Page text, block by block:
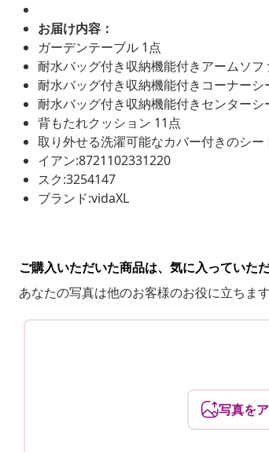
お届け内容：
ガーデンテーブル 1点
耐水バッグ付き収納機能付きアームソフ
耐水バッグ付き収納機能付きコーナーシ
耐水バッグ付き収納機能付きセンターシ
背もたれクッション 11点
取り外せる洗濯可能なカバー付きのシー
イアン:8721102331220
スク:3254147
ブランド:vidaXL
ご購入いただいた商品は、気に入っていた
あなたの写真は他のお客様のお役に立ちま
写真を